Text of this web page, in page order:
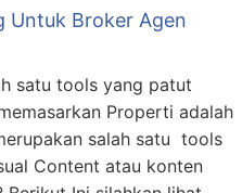
Untuk Broker Agen
satu tools yang patut
Properti adalah
salah satu tools
Content atau konten